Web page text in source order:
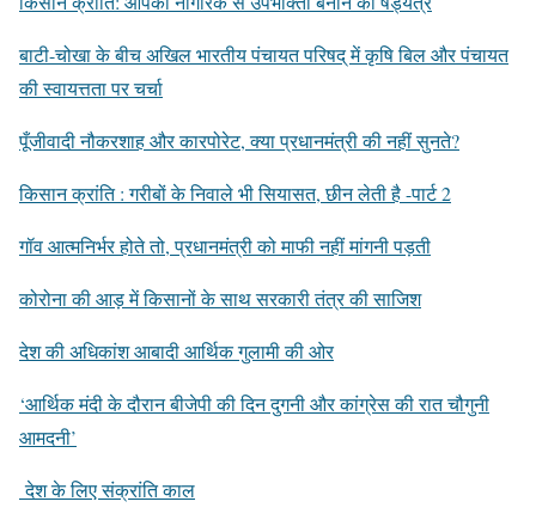
बाटी-चोखा के बीच अखिल भारतीय पंचायत परिषद् में कृषि बिल और पंचायत
की स्वायत्तता पर चर्चा
पूँजीवादी नौकरशाह और कारपोरेट, क्या प्रधानमंत्री की नहीं सुनते?
किसान क्रांति : गरीबों के निवाले भी सियासत, छीन लेती है -पार्ट 2
गॉव आत्मनिर्भर होते तो, प्रधानमंत्री को माफी नहीं मांगनी पड़ती
कोरोना की आड़ में किसानों के साथ सरकारी तंत्र की साजिश
देश की अधिकांश आबादी आर्थिक गुलामी की ओर
‘आर्थिक मंदी के दौरान बीजेपी की दिन दुगनी और कांग्रेस की रात चौगुनी
आमदनी’
देश के लिए संक्रांति काल